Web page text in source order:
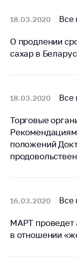
проектов
ведения
COVID-19
субъектов
вопросам
18.03.2020 Все
О продлении
сахар в
18.03.2020 Все
Торговые
положений
16.03.2020 Все
МАРТ проведет
в отношении